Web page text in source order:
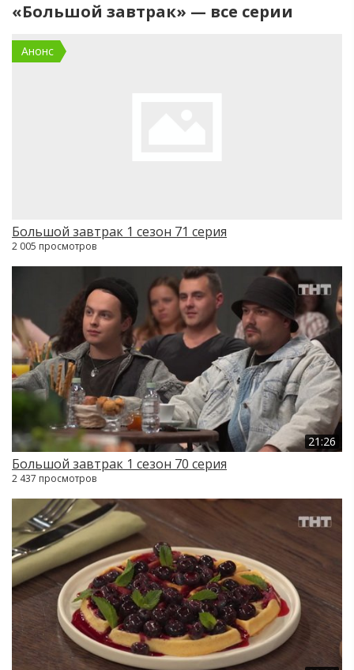
«Большой завтрак» — все серии
Анонс
Большой завтрак 1 сезон 71 серия
2 005 просмотров
21:26
Большой завтрак 1 сезон 70 серия
2 437 просмотров